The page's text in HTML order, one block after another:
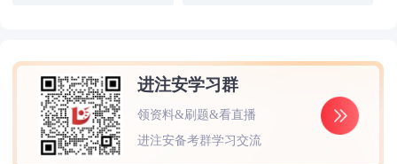
进注安学习群
领资料&刷题&看直播
进注安备考群学习交流